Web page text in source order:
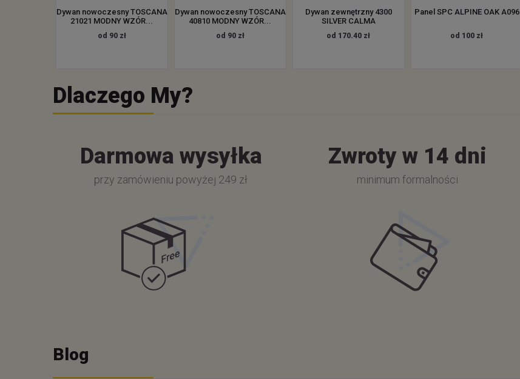
Dywan nowoczesny TOSCANA
21021 MODNY WZÓR...
od 90 zł
Dywan nowoczesny TOSCANA
40810 MODNY WZÓR...
od 90 zł
Dywan zewnętrzny 4300
SILVER CALMA
od 170.40 zł
Panel SPC ALPINE OAK A096
od 100 zł
Dlaczego My?
Darmowa wysyłka
przy zamówieniu powyżej 249 zł
Zwroty w 14 dni
minimum formalności
Blog